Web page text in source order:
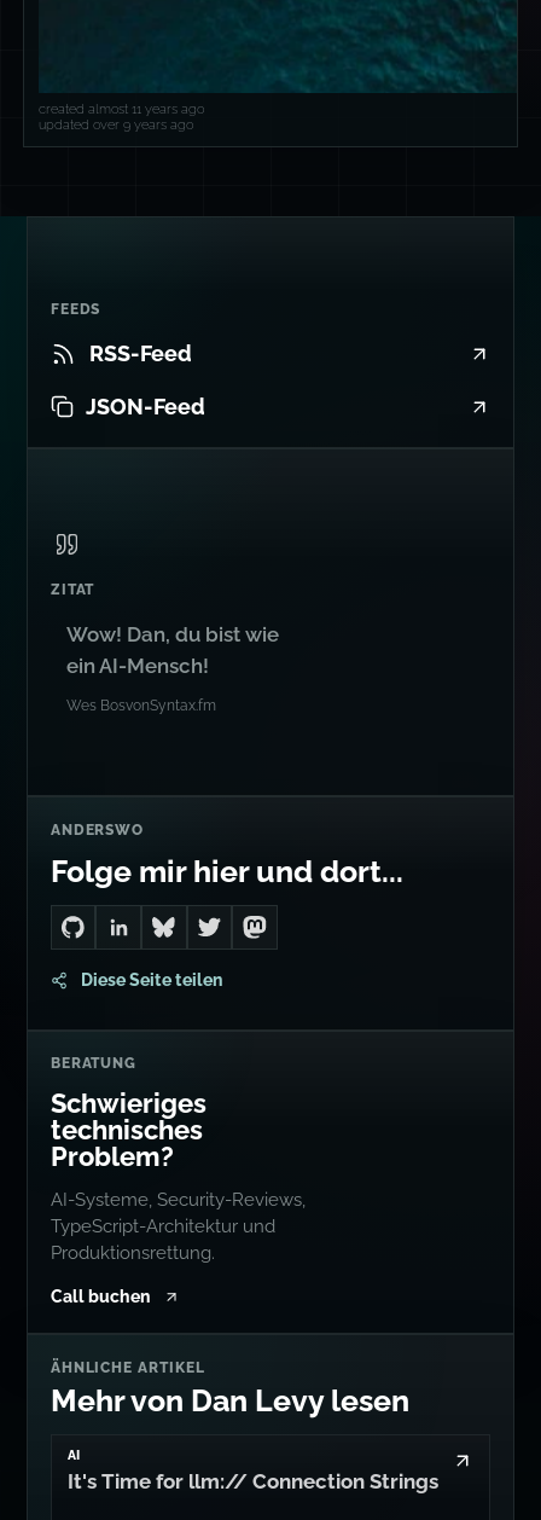
created almost 11 years ago
updated over 9 years ago
FEEDS
RSS-Feed
JSON-Feed
ZITAT
Wow! Dan, du bist wie
ein AI-Mensch!
Wes BosvonSyntax.fm
ANDERSWO
Folge mir hier und dort...
Go to Dan's GitHub
Connect with me on LinkedIn
Follow me on Bluesky
Follow me on Twitter
Follow me on Mastodon
Diese Seite teilen
BERATUNG
Schwieriges
technisches
Problem?
AI-Systeme, Security-Reviews,
TypeScript-Architektur und
Produktionsrettung.
Call buchen
ÄHNLICHE ARTIKEL
Mehr von Dan Levy lesen
AI
It's Time for llm:// Connection Strings